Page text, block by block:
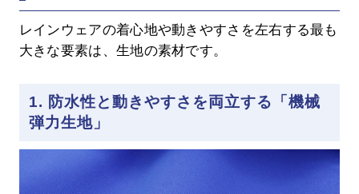
レインウェアの着心地や動きやすさを左右する最も
大きな要素は、生地の素材です。
1. 防水性と動きやすさを両立する「機械
弾力生地」